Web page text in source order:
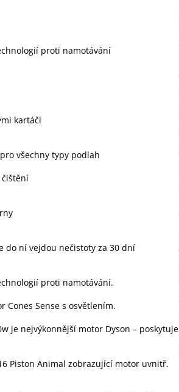
proti namotávání
kartáči
všechny typy podlah
čištění
do ní vejdou nečistoty za 30 dní
proti namotávání.
Cones Sense s osvětlením.
je nejvýkonnější motor Dyson – poskytuje
Piston Animal zobrazující motor uvnitř.